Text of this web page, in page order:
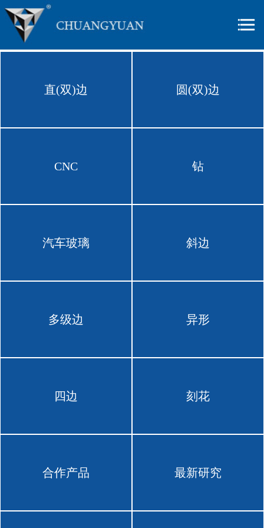
直(双)边 圆(双)边
CNC 钻
汽车玻璃 斜边
多级边 异形
四边 刻花
合作产品 最新研究